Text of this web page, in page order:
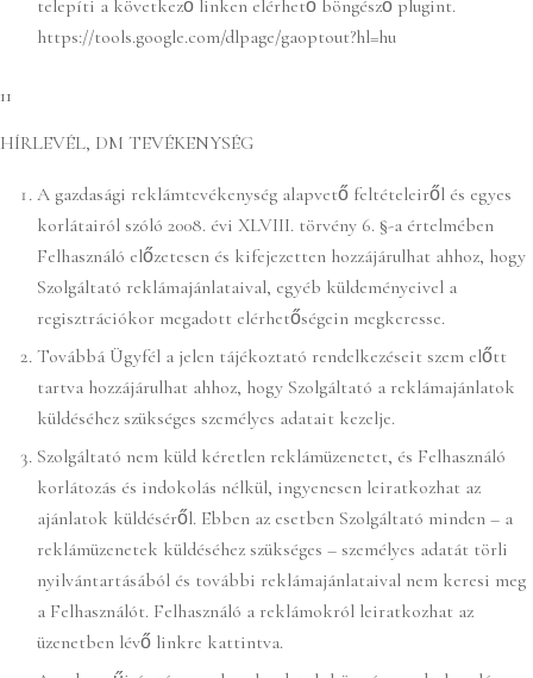
telepíti a következő linken elérhető böngésző plugint.
https://tools.google.com/dlpage/gaoptout?hl=hu
11
HÍRLEVÉL, DM TEVÉKENYSÉG
A gazdasági reklámtevékenység alapvető feltételeiről és egyes
korlátairól szóló 2008. évi XLVIII. törvény 6. §-a értelmében
Felhasználó előzetesen és kifejezetten hozzájárulhat ahhoz, hogy
Szolgáltató reklámajánlataival, egyéb küldeményeivel a
regisztrációkor megadott elérhetőségein megkeresse.
Továbbá Ügyfél a jelen tájékoztató rendelkezéseit szem előtt
tartva hozzájárulhat ahhoz, hogy Szolgáltató a reklámajánlatok
küldéséhez szükséges személyes adatait kezelje.
Szolgáltató nem küld kéretlen reklámüzenetet, és Felhasználó
korlátozás és indokolás nélkül, ingyenesen leiratkozhat az
ajánlatok küldéséről. Ebben az esetben Szolgáltató minden – a
reklámüzenetek küldéséhez szükséges – személyes adatát törli
nyilvántartásából és további reklámajánlataival nem keresi meg
a Felhasználót. Felhasználó a reklámokról leiratkozhat az
üzenetben lévő linkre kattintva.